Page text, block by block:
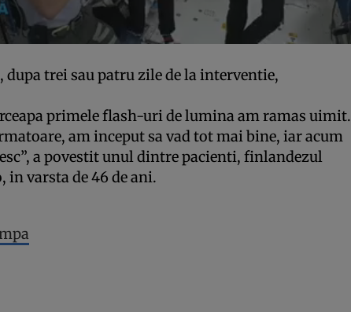
dupa trei sau patru zile de la interventie,
primele flash-uri de lumina am ramas uimit.
am inceput sa vad tot mai bine, iar acum
a povestit unul dintre pacienti, finlandezul
in varsta de 46 de ani.